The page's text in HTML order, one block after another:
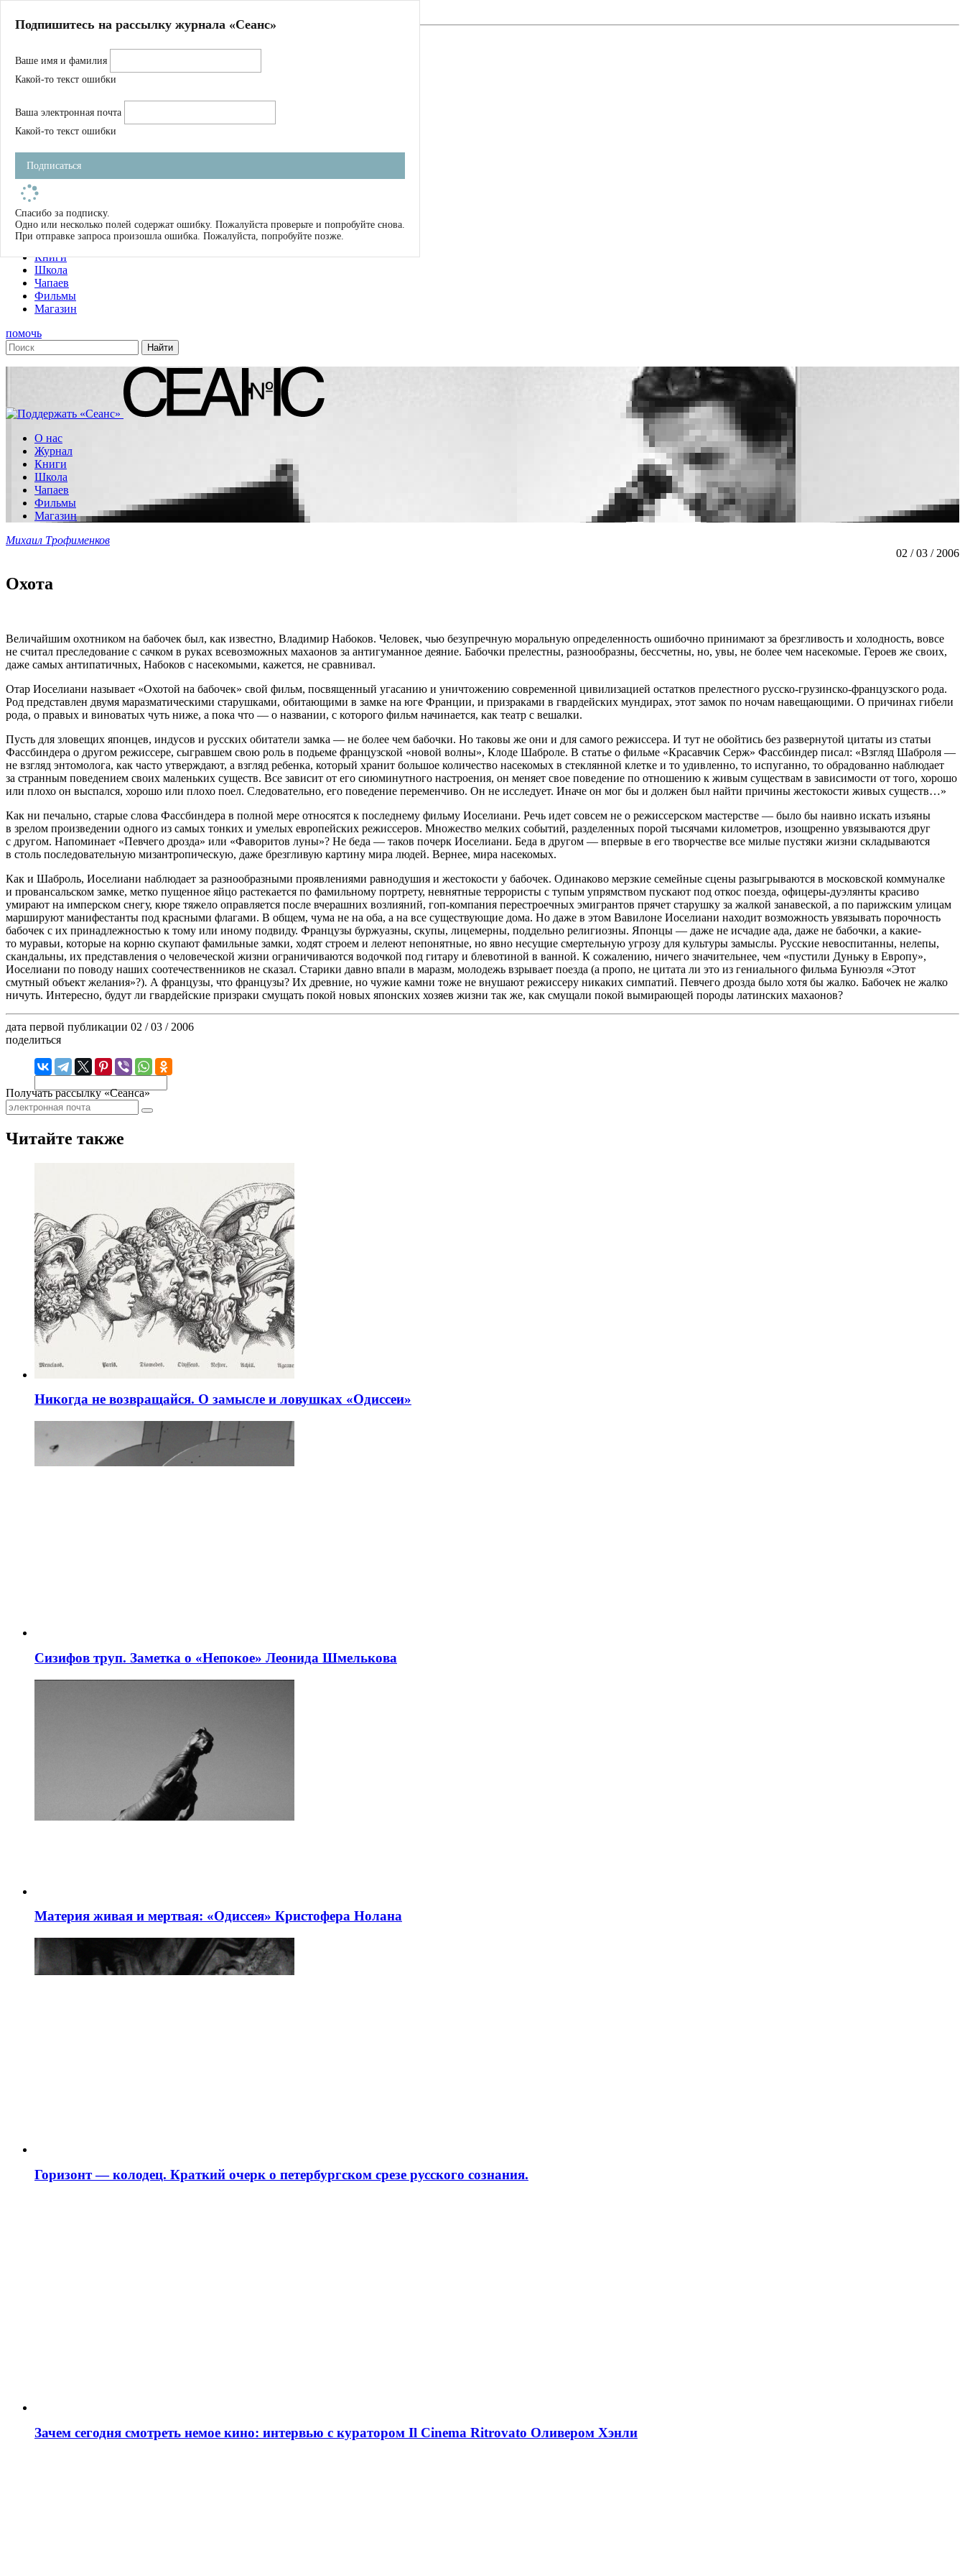
Магазин
Журнал
Школа
Устав
Фильмы
Имена
Тэги
О нас
Журнал
Книги
Школа
Чапаев
Фильмы
Магазин
помочь
О нас
Журнал
Книги
Школа
Чапаев
Фильмы
Магазин
Михаил Трофименков
02 / 03 / 2006
Охота
Величайшим охотником на бабочек был, как известно, Владимир Набоков. Человек, чью безупречную моральную определенность ошибочно принимают за брезгливость и холодность, вовсе
не считал преследование с сачком в руках всевозможных махаонов за антигуманное деяние. Бабочки прелестны, разнообразны, бессчетны, но, увы, не более чем насекомые. Героев же своих,
даже самых антипатичных, Набоков с насекомыми, кажется, не сравнивал.
Отар Иоселиани называет «Охотой на бабочек» свой фильм, посвященный угасанию и уничтожению современной цивилизацией остатков прелестного русско-грузинско-французского рода.
Род представлен двумя маразматическими старушками, обитающими в замке на юге Франции, и призраками в гвардейских мундирах, этот замок по ночам навещающими. О причинах гибели
рода, о правых и виноватых чуть ниже, а пока что — о названии, с которого фильм начинается, как театр с вешалки.
Пусть для зловещих японцев, индусов и русских обитатели замка — не более чем бабочки. Но таковы же они и для самого режиссера. И тут не обойтись без развернутой цитаты из статьи
Фассбиндера о другом режиссере, сыгравшем свою роль в подьеме французской «новой волны», Клоде Шаброле. В статье о фильме «Красавчик Серж» Фассбиндер писал: «Взгляд Шаброля —
не взгляд энтомолога, как часто утверждают, а взгляд ребенка, который хранит большое количество насекомых в стеклянной клетке и то удивленно, то испуганно, то обрадованно наблюдает
за странным поведением своих маленьких существ. Все зависит от его сиюминутного настроения, он меняет свое поведение по отношению к живым существам в зависимости от того, хорошо
или плохо он выспался, хорошо или плохо поел. Следовательно, его поведение переменчиво. Он не исследует. Иначе он мог бы и должен был найти причины жестокости живых существ…»
Как ни печально, старые слова Фассбиндера в полной мере относятся к последнему фильму Иоселиани. Речь идет совсем не о режиссерском мастерстве — было бы наивно искать изъяны
в зрелом произведении одного из самых тонких и умелых европейских режиссеров. Множество мелких событий, разделенных порой тысячами километров, изощренно увязываются друг
с другом. Напоминает «Певчего дрозда» или «Фаворитов луны»? Не беда — таков почерк Иоселиани. Беда в другом — впервые в его творчестве все милые пустяки жизни складываются
в столь последовательную мизантропическую, даже брезгливую картину мира людей. Вернее, мира насекомых.
Как и Шаброль, Иоселиани наблюдает за разнообразными проявлениями равнодушия и жестокости у бабочек. Одинаково мерзкие семейные сцены разыгрываются в московской коммуналке
и провансальском замке, метко пущенное яйцо растекается по фамильному портрету, невнятные террористы с тупым упрямством пускают под откос поезда, офицеры-дуэлянты красиво
умирают на имперском снегу, кюре тяжело оправляется после вчерашних возлияний, гоп-компания перестроечных эмигрантов прячет старушку за жалкой занавеской, а по парижским улицам
маршируют манифестанты под красными флагами. В общем, чума не на оба, а на все существующие дома. Но даже в этом Вавилоне Иоселиани находит возможность увязывать порочность
бабочек с их принадлежностью к тому или иному подвиду. Французы буржуазны, скупы, лицемерны, поддельно религиозны. Японцы — даже не исчадие ада, даже не бабочки, а какие-
то муравьи, которые на корню скупают фамильные замки, ходят строем и лелеют непонятные, но явно несущие смертельную угрозу для культуры замыслы. Русские невоспитанны, нелепы,
скандальны, их представления о человеческой жизни ограничиваются водочкой под гитару и блевотиной в ванной. К сожалению, ничего значительнее, чем «пустили Дуньку в Европу»,
Иоселиани по поводу наших соотечественников не сказал. Старики давно впали в маразм, молодежь взрывает поезда (а пропо, не цитата ли это из гениального фильма Бунюэля «Этот
смутный объект желания»?). А французы, что французы? Их древние, но чужие камни тоже не внушают режиссеру никаких симпатий. Певчего дрозда было хотя бы жалко. Бабочек не жалко
ничуть. Интересно, будут ли гвардейские призраки смущать покой новых японских хозяев жизни так же, как смущали покой вымирающей породы латинских махаонов?
дата первой публикации 02 / 03 / 2006
поделиться
Получать рассылку «Сеанса»
Читайте также
Никогда не возвращайся. О замысле и ловушках «Одиссеи»
Сизифов труп. Заметка о «Непокое» Леонида Шмелькова
Материя живая и мертвая: «Одиссея» Кристофера Нолана
Горизонт — колодец. Краткий очерк о петербургском срезе русского сознания.
Зачем сегодня смотреть немое кино: интервью с куратором Il Cinema Ritrovato Оливером Хэнли
Подпишитесь на рассылку журнала «Сеанс»
Ваше имя и фамилия
Какой-то текст ошибки
Ваша электронная почта
Какой-то текст ошибки
Подписаться
Спасибо за подписку.
Одно или несколько полей содержат ошибку. Пожалуйста проверьте и попробуйте снова.
При отправке запроса произошла ошибка. Пожалуйста, попробуйте позже.